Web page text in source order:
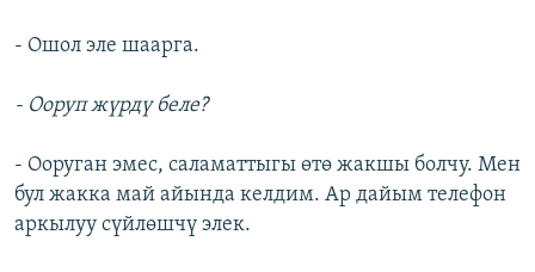
- Ошол эле шаарга.
- Ооруп жүрдү беле?
- Ооруган эмес, саламаттыгы өтө жакшы болчу. Мен
бул жакка май айында келдим. Ар дайым телефон
аркылуу сүйлөшчү элек.